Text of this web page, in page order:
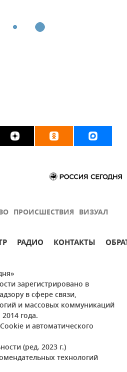
ПРОИСШЕСТВИЯ ВИЗУАЛ
РАДИО КОНТАКТЫ
зарегистрировано в
в сфере связи,
и массовых коммуникаций
года.
и автоматического
(ред. 2023 г.)
технологий